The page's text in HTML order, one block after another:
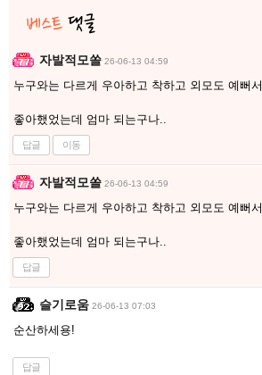
자발적모쏠 26-06-13 04:59
누구와는 다르게 우아하고 착하고 외모도 예뻐서
좋아했었는데 엄마 되는구나..
답글 이동
자발적모쏠 26-06-13 04:59
누구와는 다르게 우아하고 착하고 외모도 예뻐서
좋아했었는데 엄마 되는구나..
답글
슬기로움 26-06-13 07:03
순산하세용!
답글